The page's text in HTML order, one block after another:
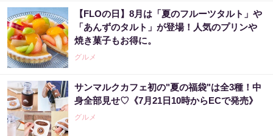
【FLOの日】8月は「夏のフルーツタルト」や
「あんずのタルト」が登場！人気のプリンや
焼き菓子もお得に。
グルメ
サンマルクカフェ初の"夏の福袋"は全3種！中
身全部見せ♡《7月21日10時からECで発売》
グルメ